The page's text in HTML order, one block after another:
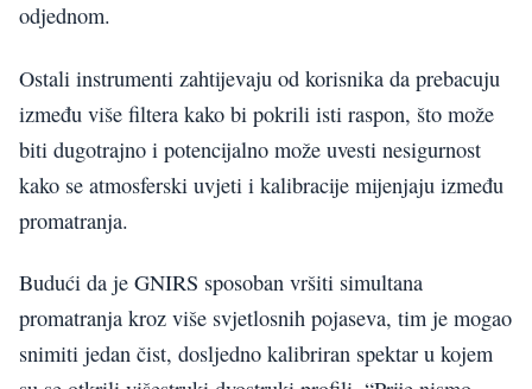
odjednom.
Ostali instrumenti zahtijevaju od korisnika da prebacuju
između više filtera kako bi pokrili isti raspon, što može
biti dugotrajno i potencijalno može uvesti nesigurnost
kako se atmosferski uvjeti i kalibracije mijenjaju između
promatranja.
Budući da je GNIRS sposoban vršiti simultana
promatranja kroz više svjetlosnih pojaseva, tim je mogao
snimiti jedan čist, dosljedno kalibriran spektar u kojem